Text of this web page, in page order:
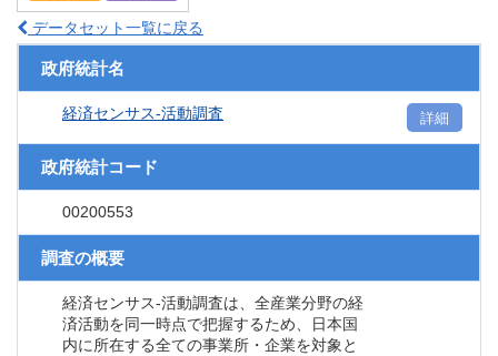
データセット一覧に戻る
政府統計名
経済センサス‐活動調査 詳細
政府統計コード
00200553
調査の概要
経済センサス‐活動調査は、全産業分野の経
済活動を同一時点で把握するため、日本国
内に所在する全ての事業所・企業を対象と